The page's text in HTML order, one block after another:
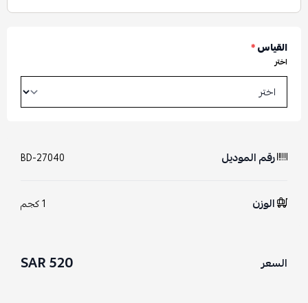
القياس*
اختر
رقم الموديل BD-27040
الوزن 1 كجم
السعر 520 SAR